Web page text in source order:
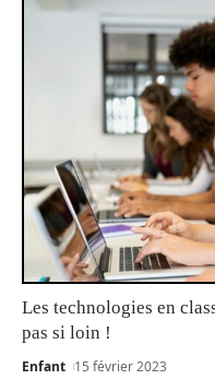
Les technologies en
pas si loin !
Enfant 15 février 2023